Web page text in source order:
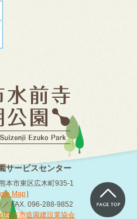
サービスセンター
本市東区広木町935-1
Map］
FAX. 096-288-9852
)熊本市造園建設業協会